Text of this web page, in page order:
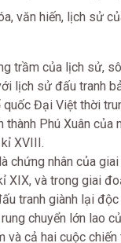
văn hiến, lịch sử
trầm của lịch sử,
lịch sử đấu tranh
Đại Việt thời
Phú Xuân của
XVIII.
chứng nhân của
XIX, và trong giai
tranh giành lại
chuyển lớn lao
và cả hai cuộc